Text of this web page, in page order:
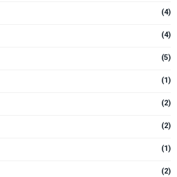
(4)
(4)
(5)
(1)
(2)
(2)
(1)
(2)